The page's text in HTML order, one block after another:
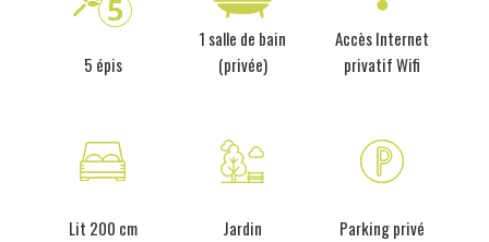
5 épis
1 salle de bain
(privée)
Accès Internet
privatif Wifi
Lit 200 cm Jardin Parking privé